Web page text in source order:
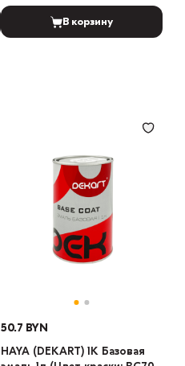
В корзину
50.7 BYN
HAYA (DEKART) 1К Базовая